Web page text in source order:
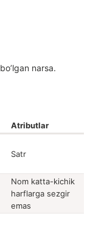
narsa.
Atributlar
Satr
Nom katta-kichik
harflarga sezgir
emas